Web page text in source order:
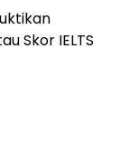
Skor IELTS